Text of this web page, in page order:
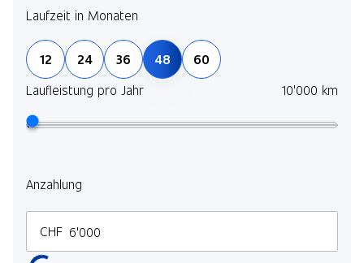
Laufzeit in Monaten
12 24 36 48
60
Laufleistung pro Jahr
10'000 km
Anzahlung
CHF